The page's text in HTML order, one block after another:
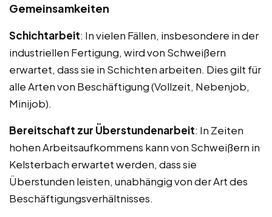
Gemeinsamkeiten
Schichtarbeit: In vielen Fällen, insbesondere in der
industriellen Fertigung, wird von Schweißern
erwartet, dass sie in Schichten arbeiten. Dies gilt für
alle Arten von Beschäftigung (Vollzeit, Nebenjob,
Minijob).
Bereitschaft zur Überstundenarbeit: In Zeiten
hohen Arbeitsaufkommens kann von Schweißern in
Kelsterbach erwartet werden, dass sie
Überstunden leisten, unabhängig von der Art des
Beschäftigungsverhältnisses.